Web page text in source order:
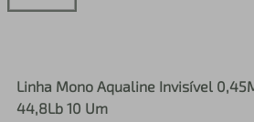
Linha Mono Aqualine Invisível
44,8Lb 10 Um